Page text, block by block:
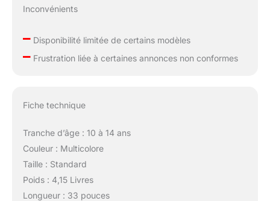
Inconvénients
–Disponibilité limitée de certains modèles
–Frustration liée à certaines annonces non conformes
Fiche technique
Tranche d’âge : 10 à 14 ans
Couleur : Multicolore
Taille : Standard
Poids : 4,15 Livres
Longueur : 33 pouces